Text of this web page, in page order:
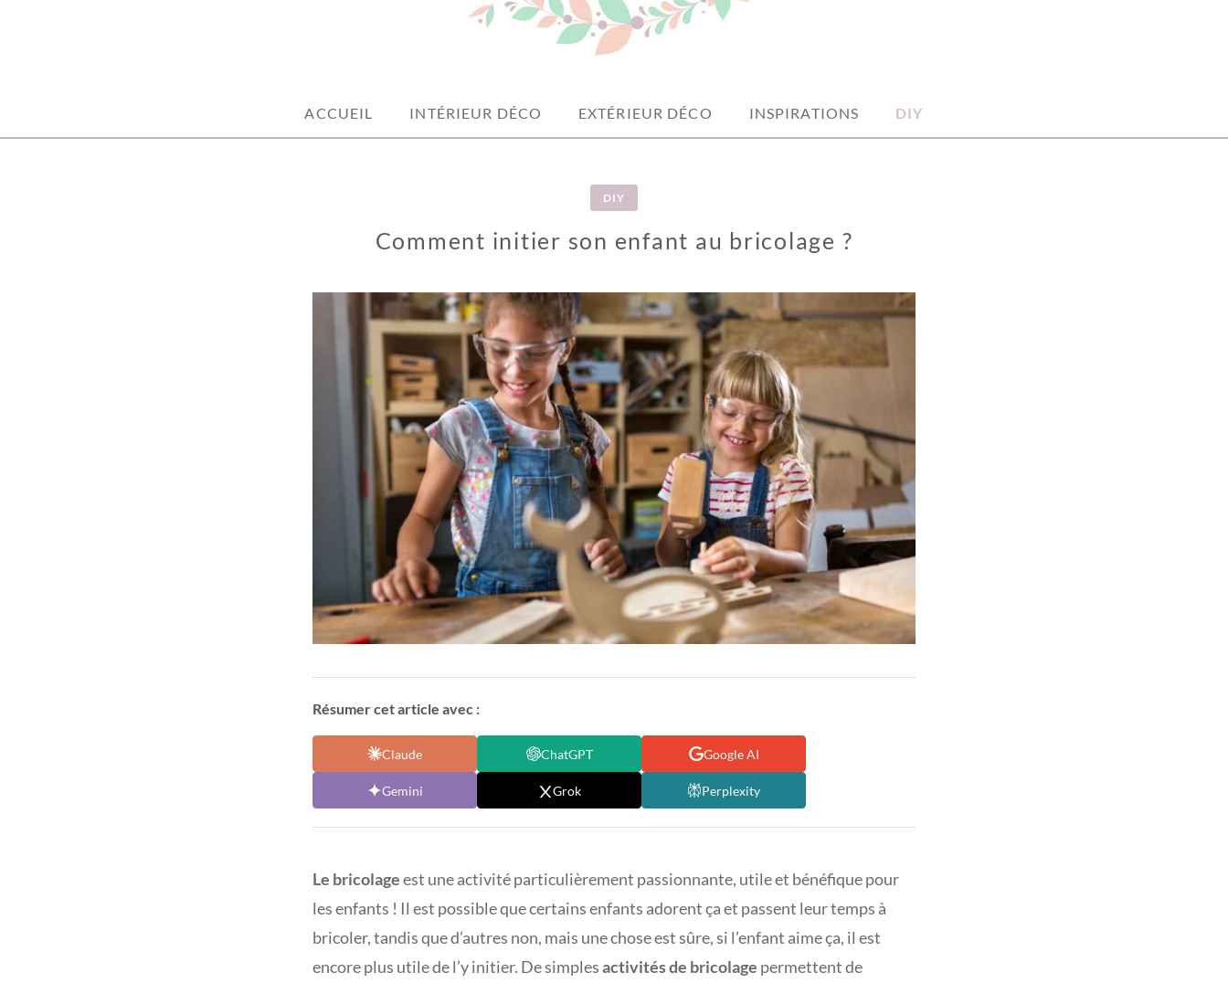
ACCUEIL INTÉRIEUR DÉCO EXTÉRIEUR DÉCO INSPIRATIONS DIY
DIY
Comment initier son enfant au bricolage ?
Résumer cet article avec :
Claude ChatGPT Google AI
Gemini Grok Perplexity
Le bricolageest une activité particulièrement passionnante, utile et bénéfique pour
les enfants ! Il est possible que certains enfants adorent ça et passent leur temps à
bricoler, tandis que d’autres non, mais une chose est sûre, si l’enfant aime ça, il est
encore plus utile de l’y initier. De simplesactivités de bricolage permettent de